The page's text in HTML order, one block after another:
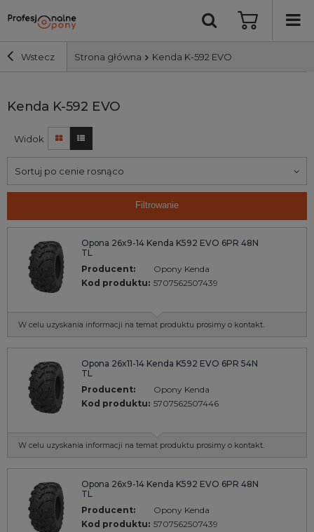
Wstecz Strona główna Kenda K-592 EVO
Szerokość i profil
Średnica
Producent
Nośność
Kenda K-592 EVO
Widok
Sortuj po cenie rosnąco
Filtrowanie
Opona 26x9-14 Kenda K592 EVO 6PR 48N
TL
Producent:
Opony Kenda
Kod produktu: 5707562507439
W celu uzyskania informacji na temat produktu prosimy o kontakt.
Opona 26x11-14 Kenda K592 EVO 6PR 54N
TL
Producent:
Opony Kenda
Kod produktu: 5707562507446
W celu uzyskania informacji na temat produktu prosimy o kontakt.
Opona 26x9-14 Kenda K592 EVO 6PR 48N
TL
Producent:
Opony Kenda
Kod produktu: 5707562507439